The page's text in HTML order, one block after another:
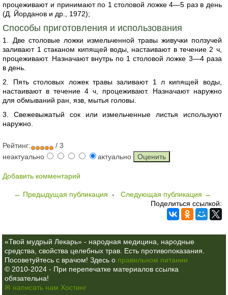
процеживают и принимают по 1 столовой ложке 4—5 раз в день
(Д. Йорданов и др., 1972);
Способы приготовления и использования
1. Две столовые ложки измельченной травы живучки ползучей
заливают 1 стаканом кипящей воды, настаивают в течение 2 ч,
процеживают. Назначают внутрь по 1 столовой ложке 3—4 раза
в день.
2. Пять столовых ложек травы заливают 1 л кипящей воды,
настаивают в течение 4 ч, процеживают. Назначают наружно
для обмываний ран, язв, мытья головы.
3. Свежевыжатый сок или измельченные листья используют
наружно.
Рейтинг:
/ 3
неактуально
актуально
Добавить комментарий
← Предыдущая публикация - Следующая публикация →
Поделиться ссылкой:
«Твой мудрый Лекарь» - народная медицина, народные
средства, свойства целебных трав. Есть противопоказания.
Посоветуйтесь с врачом! Здесь о правильном питании
© 2010-2024 - При перепечатке материалов ссылка
обязательна!
✉ написать нам Хостинг